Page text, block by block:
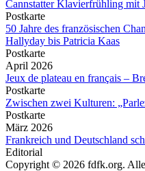
Cannstatter Klavierfrühling mit
Postkarte
50 Jahre des französischen
Hallyday bis Patricia Kaas
Postkarte
April 2026
Jeux de plateau en français –
Postkarte
Zwischen zwei Kulturen:
Postkarte
März 2026
Frankreich und Deutschland
Editorial
Copyright © 2026 fdfk.org. Alle